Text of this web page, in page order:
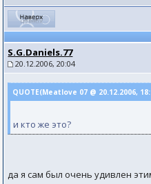
S.G.Daniels.77
20.12.2006, 20:04
QUOTE(Meatlove 07 @ 20.12.2006,
и кто же это?
да я сам был очень удивлен